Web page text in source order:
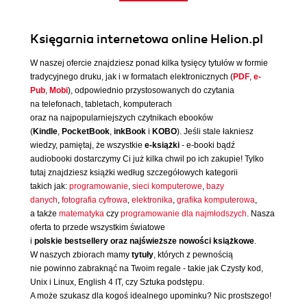
Księgarnia internetowa online Helion.pl
W naszej ofercie znajdziesz ponad kilka tysięcy tytułów w formie
tradycyjnego druku, jak i w formatach elektronicznych (PDF, e-
Pub, Mobi), odpowiednio przystosowanych do czytania
na telefonach, tabletach, komputerach
oraz na najpopularniejszych czytnikach ebooków
(Kindle, PocketBook, inkBook i KOBO). Jeśli stale łakniesz
wiedzy, pamiętaj, że wszystkie e-książki - e-booki bądź
audiobooki dostarczymy Ci już kilka chwil po ich zakupie! Tylko
tutaj znajdziesz książki według szczegółowych kategorii
takich jak: programowanie, sieci komputerowe, bazy
danych, fotografia cyfrowa, elektronika, grafika komputerowa,
a także matematyka czy programowanie dla najmłodszych. Nasza
oferta to przede wszystkim światowe
i polskie bestsellery oraz najświeższe nowości książkowe.
W naszych zbiorach mamy tytuły, których z pewnością
nie powinno zabraknąć na Twoim regale - takie jak Czysty kod,
Unix i Linux, English 4 IT, czy Sztuka podstępu.
A może szukasz dla kogoś idealnego upominku? Nic prostszego!